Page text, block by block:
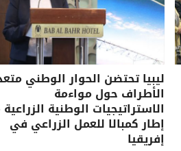
ليبيا تحتضن الحوار الوطني
الأطراف حول مواءمة
الاستراتيجيات الوطنية
إطار كمبالا للعمل الزراعي في
إفريقيا